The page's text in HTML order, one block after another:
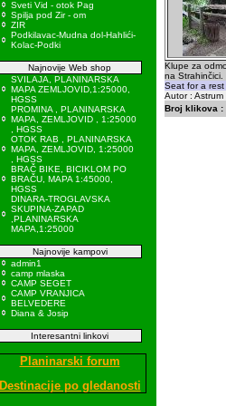
Sveti Vid - otok Pag
Spilja pod Zir - om
ZIR
Podkilavac-Mudna dol-Hahlići-
Kolac-Podki
Najnovije Web shop
SVILAJA, PLANINARSKA
MAPA ZEMLJOVID,1:25000,
HGSS
PROMINA , PLANINARSKA
MAPA, ZEMLJOVID , 1:25000
, HGSS
OTOK RAB , PLANINARSKA
MAPA, ZEMLJOVID, 1:25000
, HGSS
BRAČ BIKE, BICIKLOM PO
BRAČU, MAPA 1:45000,
HGSS
DINARA-TROGLAVSKA
SKUPINA-ZAPAD
,PLANINARSKA
MAPA,1:25000
Najnovije kampovi
admin1
camp mlaska
CAMP SEGET
CAMP VRANJICA
BELVEDERE
Diana & Josip
Interesantni linkovi
Planinarski forum
Destinacije po gledanosti
Klupe za
na
Seat for a
Autor :
Broj klikova :